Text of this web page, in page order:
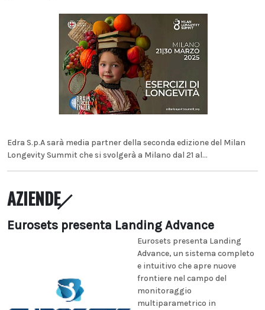
Edra S.p.A sarà media partner della seconda edizione del Milan
Longevity Summit che si svolgerà a Milano dal 21 al...
AZIENDE
Eurosets presenta Landing Advance
Eurosets presenta Landing
Advance, un sistema completo
e intuitivo che apre nuove
frontiere nel campo del
monitoraggio
multiparametrico in